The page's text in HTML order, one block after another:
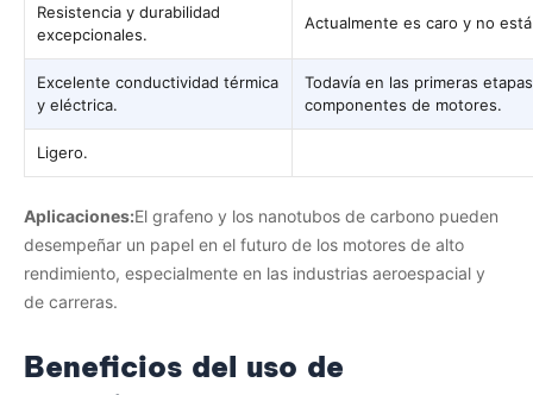
Resistencia y durabilidad
excepcionales.
Actualmente es caro y no
Excelente conductividad térmica
y eléctrica.
Todavía en las primeras
componentes de motores.
Ligero.
Aplicaciones:El grafeno y los nanotubos de carbono pueden
desempeñar un papel en el futuro de los motores de alto
rendimiento, especialmente en las industrias aeroespacial y
de carreras.
Beneficios del uso de